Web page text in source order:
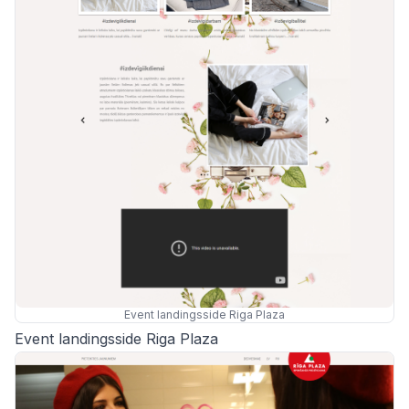
Event landingsside Riga Plaza
Event landingsside Riga Plaza